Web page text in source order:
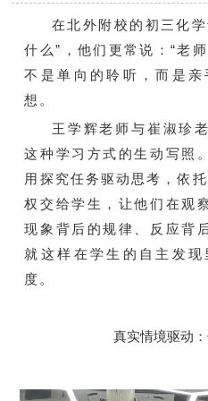
在北外附校的初三化
什么”，他们更常说：“老
不是单向的聆听，而是
想。
王学辉老师与崔淑珍
这种学习方式的生动写照
用探究任务驱动思考，依
权交给学生，让他们在观
现象背后的规律、反应背
就这样在学生的自主发
度。
真实情境驱动